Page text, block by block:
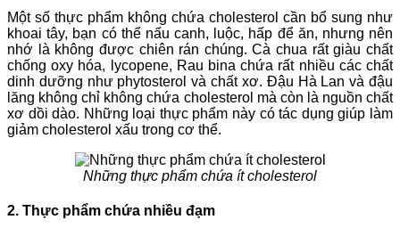
Một số thực phẩm không chứa cholesterol cần bổ sung như
khoai tây, bạn có thể nấu canh, luộc, hấp để ăn, nhưng nên
nhớ là không được chiên rán chúng. Cà chua rất giàu chất
chống oxy hóa, lycopene, Rau bina chứa rất nhiều các chất
dinh dưỡng như phytosterol và chất xơ. Đậu Hà Lan và đậu
lăng không chỉ không chứa cholesterol mà còn là nguồn chất
xơ dồi dào. Những loại thực phẩm này có tác dụng giúp làm
giảm cholesterol xấu trong cơ thể.
Những thực phẩm chứa ít cholesterol
2. Thực phẩm chứa nhiều đạm